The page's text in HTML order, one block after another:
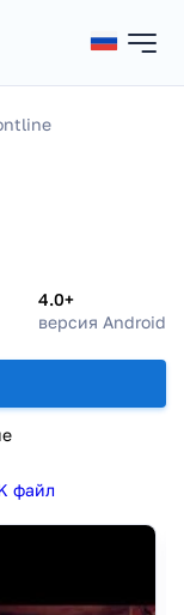
4.0+
версия Android
файл